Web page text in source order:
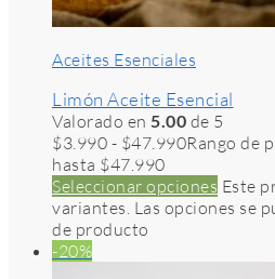
Aceites Esenciales
Limón Aceite Esencial
Valorado en 5.00 de 5
$3.990 - $47.990Rango de
hasta $47.990
Seleccionar opciones Este
variantes. Las opciones se
de producto
-20%